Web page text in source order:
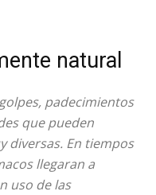
natural
padecimientos
que pueden
diversas. En tiempos
llegaran a
uso de las